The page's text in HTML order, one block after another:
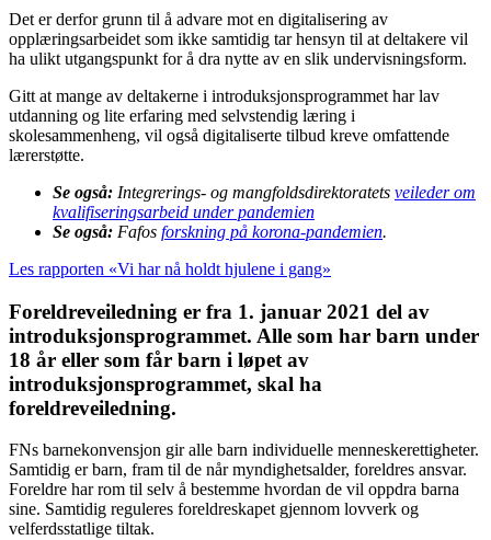
Det er derfor grunn til å advare mot en digitalisering av
opplæringsarbeidet som ikke samtidig tar hensyn til at deltakere vil
ha ulikt utgangspunkt for å dra nytte av en slik undervisningsform.
Gitt at mange av deltakerne i introduksjonsprogrammet har lav
utdanning og lite erfaring med selvstendig læring i
skolesammenheng, vil også digitaliserte tilbud kreve omfattende
lærerstøtte.
Se også: Integrerings- og mangfoldsdirektoratets veileder om
kvalifiseringsarbeid under pandemien
Se også: Fafos forskning på korona-pandemien.
Les rapporten «Vi har nå holdt hjulene i gang»
Foreldreveiledning er fra 1. januar 2021 del av
introduksjonsprogrammet. Alle som har barn under
18 år eller som får barn i løpet av
introduksjonsprogrammet, skal ha
foreldreveiledning.
FNs barnekonvensjon gir alle barn individuelle menneskerettigheter.
Samtidig er barn, fram til de når myndighetsalder, foreldres ansvar.
Foreldre har rom til selv å bestemme hvordan de vil oppdra barna
sine. Samtidig reguleres foreldreskapet gjennom lovverk og
velferdsstatlige tiltak.